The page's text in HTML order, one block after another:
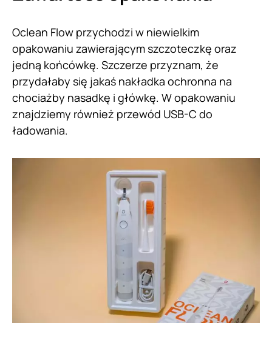
Oclean Flow przychodzi w niewielkim
opakowaniu zawierającym szczoteczkę oraz
jedną końcówkę. Szczerze przyznam, że
przydałaby się jakaś nakładka ochronna na
chociażby nasadkę i główkę. W opakowaniu
znajdziemy również przewód USB-C do
ładowania.